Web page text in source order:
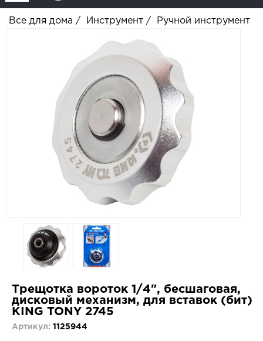
Все для дома / Инструмент / Ручной инструмент
Трещотка вороток 1/4", бесшаговая,
дисковый механизм, для вставок (бит)
KING TONY 2745
Артикул: 1125944